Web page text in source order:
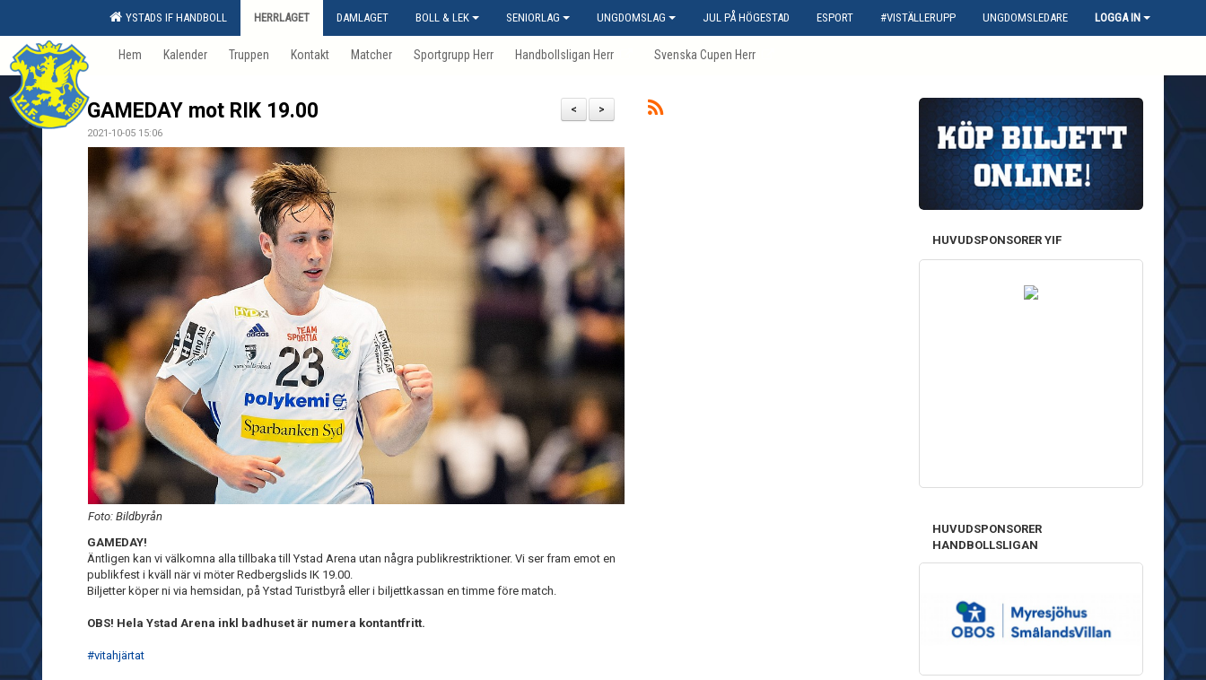
YSTADS IF HANDBOLL HERRLAGET DAMLAGET BOLL & LEK SENIORLAG UNGDOMSLAG JUL PÅ HÖGESTAD ESPORT #VISTÄLLERUPP UNGDOMSLEDARE LOGGA IN
Hem Kalender Truppen Kontakt Matcher Sportgrupp Herr Handbollsligan Herr Svenska Cupen Herr
>
<
GAMEDAY mot RIK 19.00
2021-10-05 15:06
Foto: Bildbyrån
GAMEDAY!
Äntligen kan vi välkomna alla tillbaka till Ystad Arena utan några publikrestriktioner. Vi ser fram emot en
publikfest i kväll när vi möter Redbergslids IK 19.00.
Biljetter köper ni via hemsidan, på Ystad Turistbyrå eller i biljettkassan en timme före match.
OBS! Hela Ystad Arena inkl badhuset är numera kontantfritt.
#vitahjärtat
HUVUDSPONSORER YIF
HUVUDSPONSORER
HANDBOLLSLIGAN